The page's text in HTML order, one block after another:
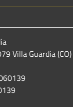
Villa Guardia